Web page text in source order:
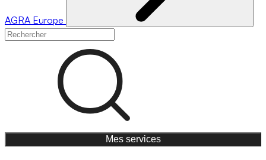
AGRA Europe
Mes services